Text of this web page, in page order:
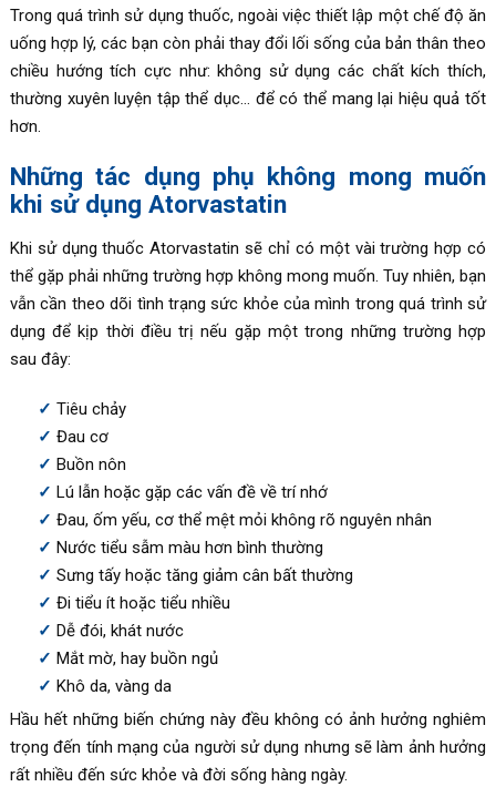
Trong quá trình sử dụng thuốc, ngoài việc thiết lập một chế độ ăn
uống hợp lý, các bạn còn phải thay đổi lối sống của bản thân theo
chiều hướng tích cực như: không sử dụng các chất kích thích,
thường xuyên luyện tập thể dục… để có thể mang lại hiệu quả tốt
hơn.
Những tác dụng phụ không mong muốn
khi sử dụng Atorvastatin
Khi sử dụng thuốc Atorvastatin sẽ chỉ có một vài trường hợp có
thể gặp phải những trường hợp không mong muốn. Tuy nhiên, bạn
vẫn cần theo dõi tình trạng sức khỏe của mình trong quá trình sử
dụng để kịp thời điều trị nếu gặp một trong những trường hợp
sau đây:
Tiêu chảy
Đau cơ
Buồn nôn
Lú lẫn hoặc gặp các vấn đề về trí nhớ
Đau, ốm yếu, cơ thể mệt mỏi không rõ nguyên nhân
Nước tiểu sẫm màu hơn bình thường
Sưng tấy hoặc tăng giảm cân bất thường
Đi tiểu ít hoặc tiểu nhiều
Dễ đói, khát nước
Mắt mờ, hay buồn ngủ
Khô da, vàng da
Hầu hết những biến chứng này đều không có ảnh hưởng nghiêm
trọng đến tính mạng của người sử dụng nhưng sẽ làm ảnh hưởng
rất nhiều đến sức khỏe và đời sống hàng ngày.